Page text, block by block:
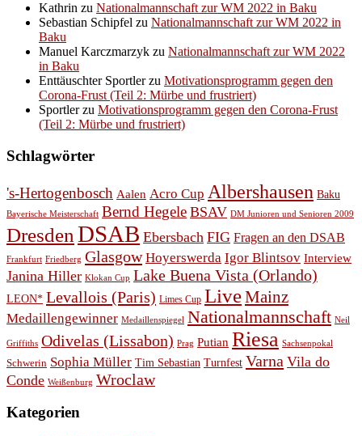
Kathrin zu Nationalmannschaft zur WM 2022 in Baku
Sebastian Schipfel zu Nationalmannschaft zur WM 2022 in
Baku
Manuel Karczmarzyk zu Nationalmannschaft zur WM 2022
in Baku
Enttäuschter Sportlerzu Motivationsprogramm gegen den
Corona-Frust (Teil 2: Mürbe und frustriert)
Sportlerzu Motivationsprogramm gegen den Corona-Frust
(Teil 2: Mürbe und frustriert)
Schlagwörter
's-Hertogenbosch Aalen Acro Cup Albershausen Baku
Bayerische Meisterschaft Bernd Hegele BSAV DM Junioren und Senioren 2009
Dresden DSAB Ebersbach FIG Fragen an den DSAB
Frankfurt Friedberg Glasgow Hoyerswerda Igor Blintsov Interview
Janina Hiller Klokan Cup Lake Buena Vista (Orlando)
LEON* Levallois (Paris) Limes Cup LiveMainz
Medaillengewinner Medaillenspiegel Nationalmannschaft Neil
Griffiths Odivelas (Lissabon) Prag Putian Riesa Sachsenpokal
Schwerin Sophia Müller Tim Sebastian Turnfest Varna Vila do
Conde Weißenburg Wroclaw
Kategorien